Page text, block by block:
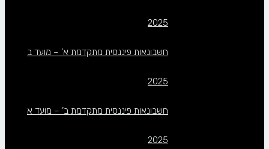
2025
חשבונאות פיננסית מתקדמת א’ – מועד ב
2025
חשבונאות פיננסית מתקדמת ב’ – מועד א
2025